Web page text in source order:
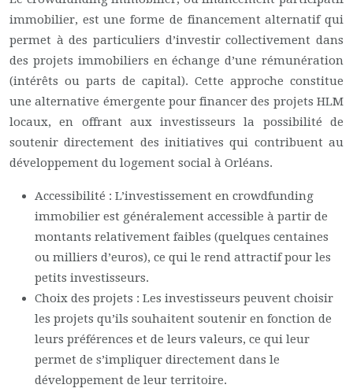
immobilier, est une forme de financement alternatif qui
permet à des particuliers d’investir collectivement dans
des projets immobiliers en échange d’une rémunération
(intérêts ou parts de capital). Cette approche constitue
une alternative émergente pour financer des projets HLM
locaux, en offrant aux investisseurs la possibilité de
soutenir directement des initiatives qui contribuent au
développement du logement social à Orléans.
Accessibilité : L’investissement en crowdfunding
immobilier est généralement accessible à partir de
montants relativement faibles (quelques centaines
ou milliers d’euros), ce qui le rend attractif pour les
petits investisseurs.
Choix des projets : Les investisseurs peuvent choisir
les projets qu’ils souhaitent soutenir en fonction de
leurs préférences et de leurs valeurs, ce qui leur
permet de s’impliquer directement dans le
développement de leur territoire.